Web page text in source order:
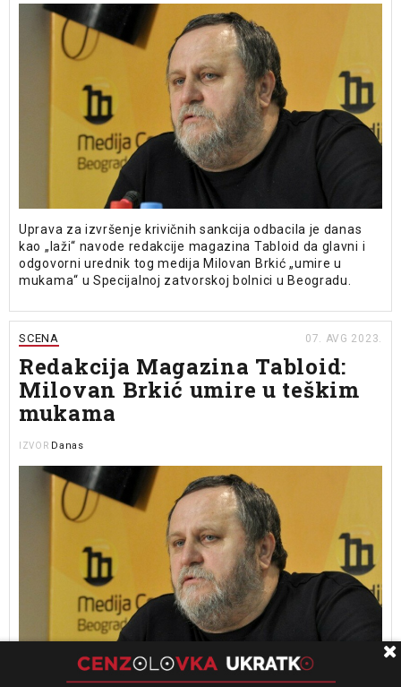
Uprava za izvršenje krivičnih sankcija odbacila je danas
kao „laži“ navode redakcije magazina Tabloid da glavni i
odgovorni urednik tog medija Milovan Brkić „umire u
mukama“ u Specijalnoj zatvorskoj bolnici u Beogradu.
SCENA 07. AVG 2023.
Redakcija Magazina Tabloid:
Milovan Brkić umire u teškim
mukama
IZVOR Danas